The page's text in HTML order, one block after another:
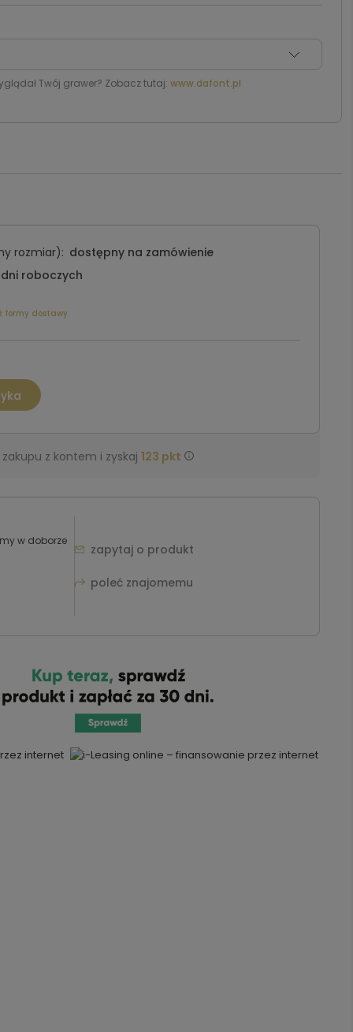
Twój grawer? Zobacz tutaj: www.dafont.pl
rozmiar): dostępny na zamówienie
roboczych
formy dostawy
z kontem i zyskaj 123 pkt
w doborze
zapytaj o produkt
poleć znajomemu